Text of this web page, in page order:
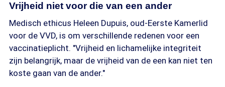
Vrijheid niet voor die van een ander
Medisch ethicus Heleen Dupuis, oud-Eerste Kamerlid
voor de VVD, is om verschillende redenen voor een
vaccinatieplicht. "Vrijheid en lichamelijke integriteit
zijn belangrijk, maar de vrijheid van de een kan niet ten
koste gaan van de ander."